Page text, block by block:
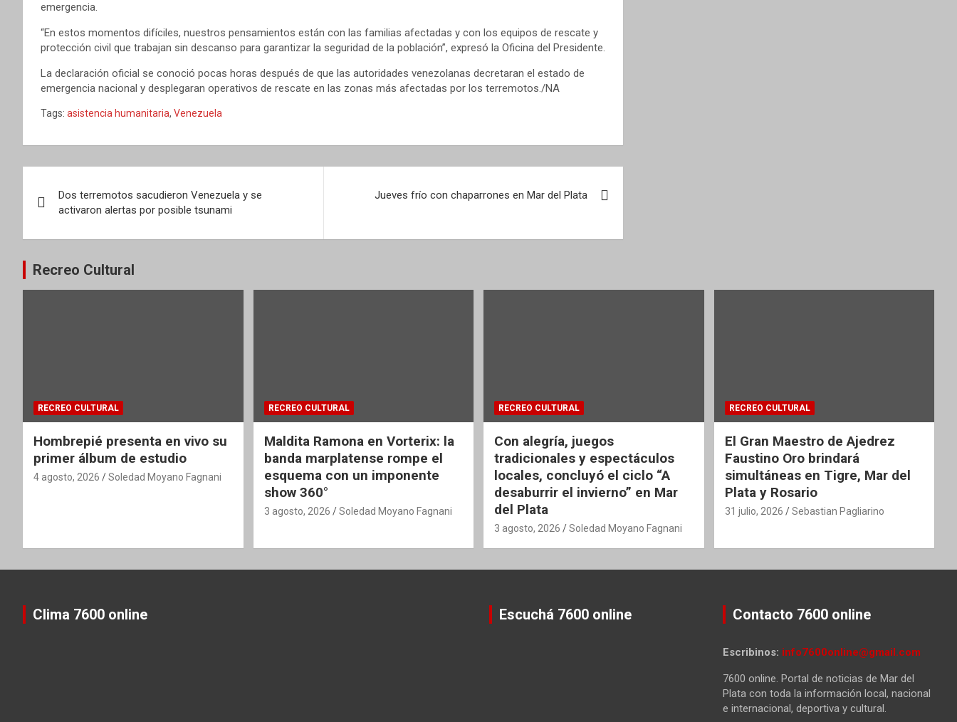
emergencia.
“En estos momentos difíciles, nuestros pensamientos están con las familias afectadas y con los equipos de rescate y
protección civil que trabajan sin descanso para garantizar la seguridad de la población”, expresó la Oficina del Presidente.
La declaración oficial se conoció pocas horas después de que las autoridades venezolanas decretaran el estado de
emergencia nacional y desplegaran operativos de rescate en las zonas más afectadas por los terremotos./NA
Tags: asistencia humanitaria, Venezuela
de
entradas
Dos terremotos sacudieron Venezuela y se
activaron alertas por posible tsunami
Jueves frío con chaparrones en Mar del Plata
Recreo Cultural
RECREO CULTURAL
Hombrepié presenta en vivo su
primer álbum de estudio
4 agosto, 2026 Soledad Moyano Fagnani
RECREO CULTURAL
Maldita Ramona en Vorterix: la
banda marplatense rompe el
esquema con un imponente
show 360°
3 agosto, 2026 Soledad Moyano Fagnani
RECREO CULTURAL
Con alegría, juegos
tradicionales y espectáculos
locales, concluyó el ciclo “A
desaburrir el invierno” en Mar
del Plata
3 agosto, 2026 Soledad Moyano Fagnani
RECREO CULTURAL
El Gran Maestro de Ajedrez
Faustino Oro brindará
simultáneas en Tigre, Mar del
Plata y Rosario
31 julio, 2026 Sebastian Pagliarino
Clima 7600 online Escuchá 7600 online Contacto 7600 online
Escribinos: info7600online@gmail.com
7600 online. Portal de noticias de Mar del
Plata con toda la información local, nacional
e internacional, deportiva y cultural.